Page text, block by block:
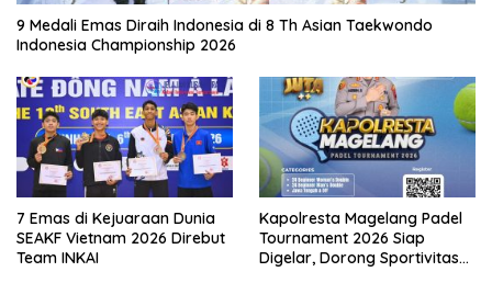
9 Medali Emas Diraih Indonesia di 8 Th Asian Taekwondo
Indonesia Championship 2026
7 Emas di Kejuaraan Dunia
SEAKF Vietnam 2026 Direbut
Team INKAI
Kapolresta Magelang Padel
Tournament 2026 Siap
Digelar, Dorong Sportivitas